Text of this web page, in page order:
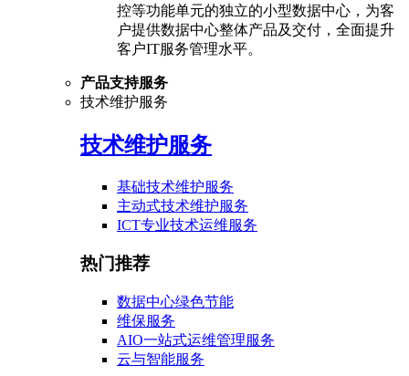
控等功能单元的独立的小型数据中心，为客
户提供数据中心整体产品及交付，全面提升
客户IT服务管理水平。
产品支持服务
技术维护服务
技术维护服务
基础技术维护服务
主动式技术维护服务
ICT专业技术运维服务
热门推荐
数据中心绿色节能
维保服务
AIO一站式运维管理服务
云与智能服务